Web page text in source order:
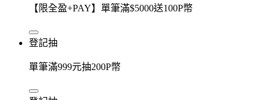
【限全盈+PAY】單筆滿$5000送100P幣
登記抽
單筆滿999元抽200P幣